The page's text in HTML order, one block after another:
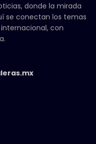
donde la mirada
se conectan los temas
con